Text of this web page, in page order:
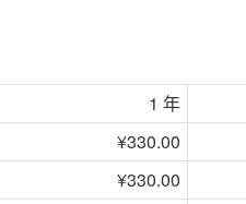
1 年
¥330.00
¥330.00